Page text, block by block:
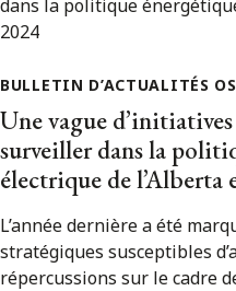
BULLETIN D’ACTUALITÉS
Une vague
surveiller dans la
électrique de l’Alberta
L’année dernière a été
stratégiques susceptibles
répercussions sur le cadre